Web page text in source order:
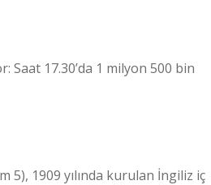
Saat 17.30’da 1 milyon 500 bin
5), 1909 yılında kurulan İngiliz iç